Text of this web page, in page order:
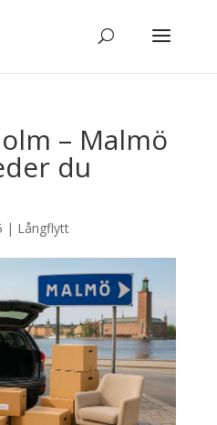
– Malmö
du
| Långflytt